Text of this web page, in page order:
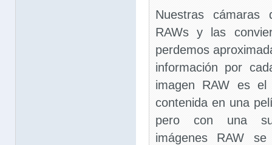
Nuestras cámaras
RAWs y las
perdemos
información por
imagen RAW es
contenida en una
pero con una
imágenes RAW